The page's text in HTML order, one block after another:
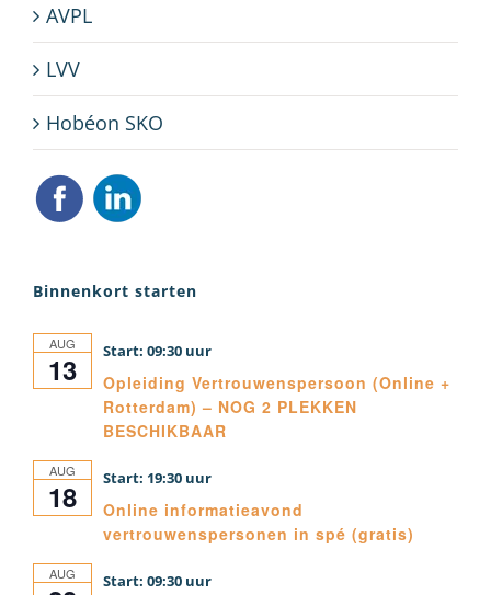
AVPL
LVV
Hobéon SKO
Binnenkort starten
AUG
13 09:30
Opleiding Vertrouwenspersoon (Online +
Rotterdam) – NOG 2 PLEKKEN
BESCHIKBAAR
AUG
18 19:30
Online informatieavond
vertrouwenspersonen in spé (gratis)
AUG 09:30